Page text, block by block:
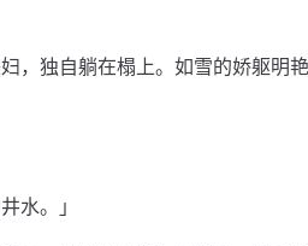
，独自躺在榻上。如雪的娇躯明
水。」